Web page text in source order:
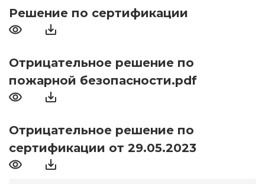
Решение по сертификации
Отрицательное решение по
пожарной безопасности.pdf
Отрицательное решение по
сертификации от 29.05.2023